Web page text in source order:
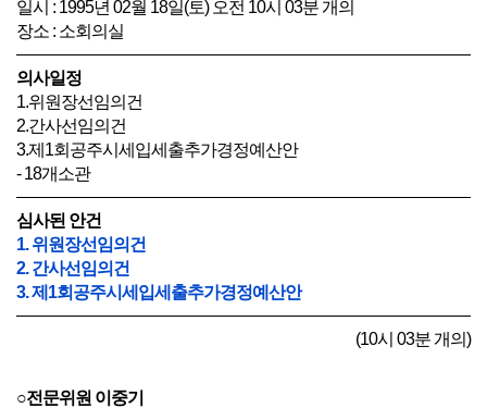
일시 : 1995년 02월 18일(토) 오전 10시 03분 개의
장소 : 소회의실
의사일정
1.위원장선임의건
2.간사선임의건
3.제1회공주시세입세출추가경정예산안
- 18개소관
심사된 안건
1. 위원장선임의건
2. 간사선임의건
3. 제1회공주시세입세출추가경정예산안
(10시 03분 개의)
○전문위원 이중기